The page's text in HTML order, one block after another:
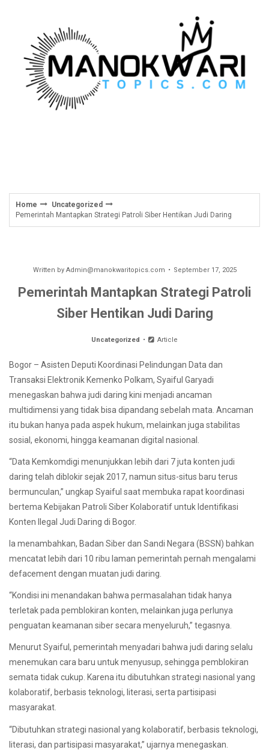
Home
Uncategorized
Pemerintah Mantapkan Strategi Patroli Siber Hentikan Judi Daring
Written by Admin@manokwaritopics.com September 17, 2025
Pemerintah Mantapkan Strategi Patroli
Siber Hentikan Judi Daring
Uncategorized Article
Bogor – Asisten Deputi Koordinasi Pelindungan Data dan
Transaksi Elektronik Kemenko Polkam, Syaiful Garyadi
menegaskan bahwa judi daring kini menjadi ancaman
multidimensi yang tidak bisa dipandang sebelah mata. Ancaman
itu bukan hanya pada aspek hukum, melainkan juga stabilitas
sosial, ekonomi, hingga keamanan digital nasional.
“Data Kemkomdigi menunjukkan lebih dari 7 juta konten judi
daring telah diblokir sejak 2017, namun situs-situs baru terus
bermunculan,” ungkap Syaiful saat membuka rapat koordinasi
bertema Kebijakan Patroli Siber Kolaboratif untuk Identifikasi
Konten Ilegal Judi Daring di Bogor.
Ia menambahkan, Badan Siber dan Sandi Negara (BSSN) bahkan
mencatat lebih dari 10 ribu laman pemerintah pernah mengalami
defacement dengan muatan judi daring.
“Kondisi ini menandakan bahwa permasalahan tidak hanya
terletak pada pemblokiran konten, melainkan juga perlunya
penguatan keamanan siber secara menyeluruh,” tegasnya.
Menurut Syaiful, pemerintah menyadari bahwa judi daring selalu
menemukan cara baru untuk menyusup, sehingga pemblokiran
semata tidak cukup. Karena itu dibutuhkan strategi nasional yang
kolaboratif, berbasis teknologi, literasi, serta partisipasi
masyarakat.
“Dibutuhkan strategi nasional yang kolaboratif, berbasis teknologi,
literasi, dan partisipasi masyarakat,” ujarnya menegaskan.